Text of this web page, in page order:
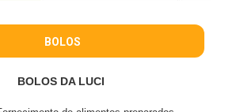
BOLOS
BOLOS DA LUCI